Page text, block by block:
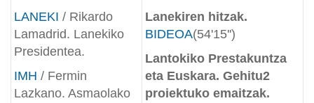
LANEKI / Rikardo
Lamadrid. Lanekiko
Presidentea.
IMH / Fermin
Lazkano. Asmaolako
Lanekiren hitzak.
BIDEOA(54'15'')
Lantokiko Prestakuntza
eta Euskara. Gehitu2
proiektuko emaitzak.